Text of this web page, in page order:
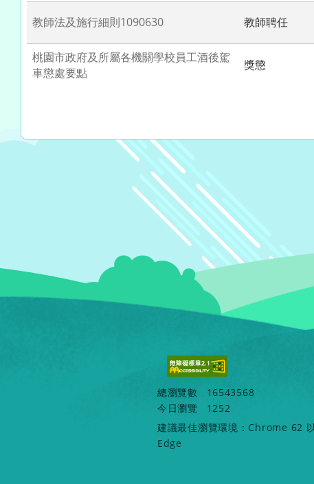
教師法及施行細則1090630 教師聘任
桃園市政府及所屬各機關學校員工酒後駕
車懲處要點
獎懲
總瀏覽數
16543568
今日瀏覽
1252
建議最佳瀏覽環境：Chrome 62
Edge